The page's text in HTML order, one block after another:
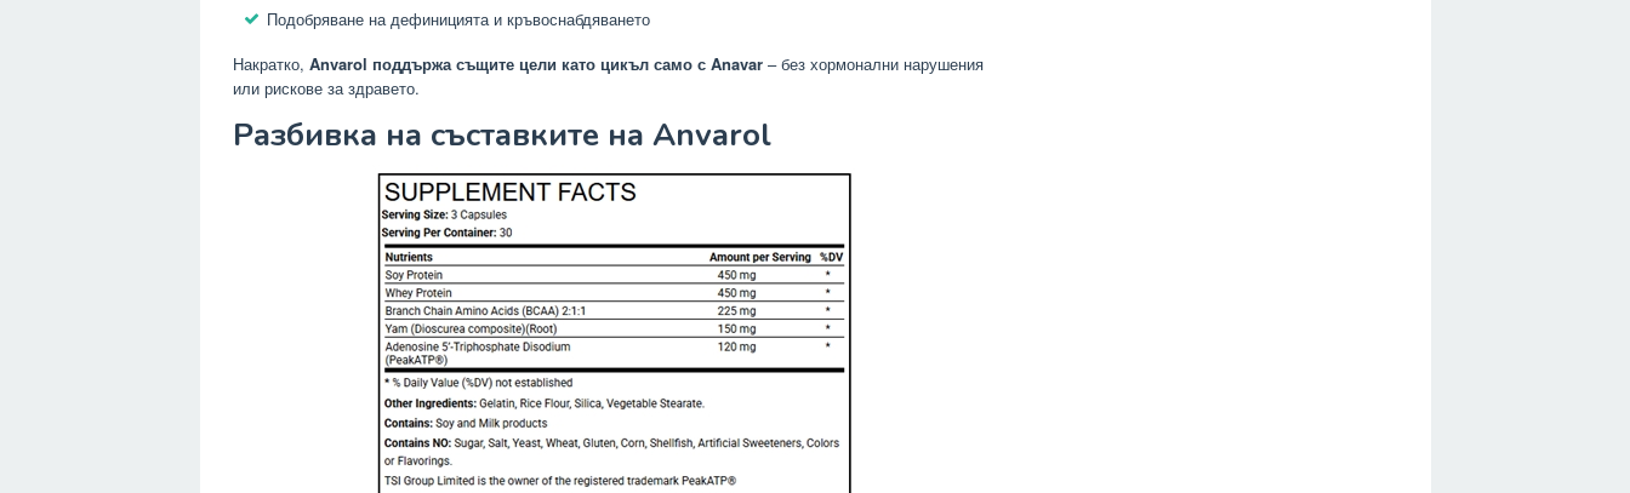
Подобряване на дефиницията и кръвоснабдяването
Накратко, Anvarol поддържа същите цели като цикъл само с Anavar – без хормонални нарушения
или рискове за здравето.
Разбивка на съставките на Anvarol